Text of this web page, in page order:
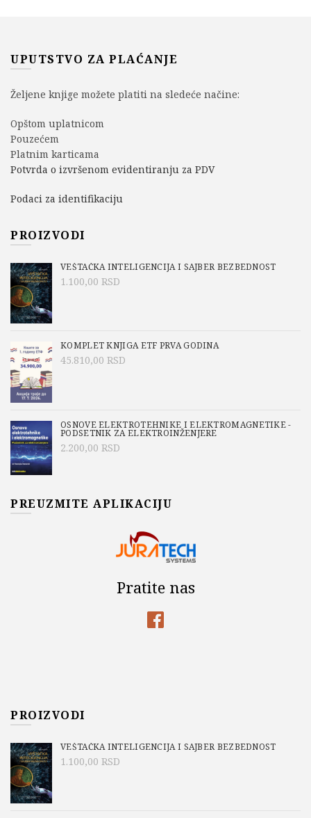
UPUTSTVO ZA PLAĆANJE
Željene knjige možete platiti na sledeće načine:
Opštom uplatnicom
Pouzećem
Platnim karticama
Potvrda o izvršenom evidentiranju za PDV
Podaci za identifikaciju
PROIZVODI
VEŠTAČKA INTELIGENCIJA I SAJBER BEZBEDNOST
1.100,00 RSD
KOMPLET KNJIGA ETF PRVA GODINA
45.810,00 RSD
OSNOVE ELEKTROTEHNIKE I ELEKTROMAGNETIKE -
PODSETNIK ZA ELEKTROINŽENJERE
2.200,00 RSD
PREUZMITE APLIKACIJU
Pratite nas
PROIZVODI
VEŠTAČKA INTELIGENCIJA I SAJBER BEZBEDNOST
1.100,00 RSD